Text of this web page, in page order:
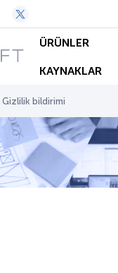
ÜRÜNLER
KAYNAKLAR
Gizlilik bildirimi